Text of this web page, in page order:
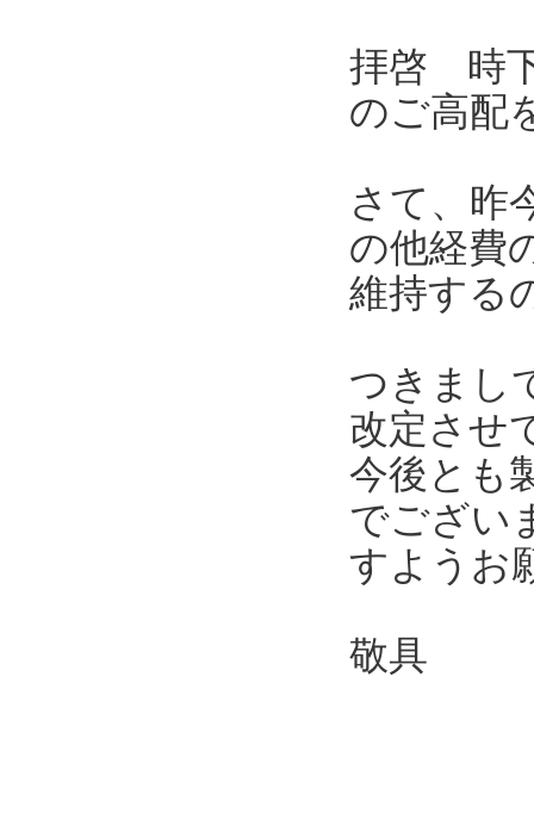
拝啓 時
のご高配
さて、昨
の他経費
維持する
つきまし
改定させ
今後とも
でござい
すようお
敬具